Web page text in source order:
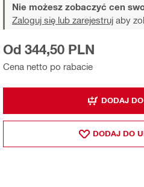
Nie możesz zobaczyć cen
Zaloguj się lub zarejestruj aby
Cena netto po rabacie
Od 344,50 PLN
DODAJ
DODAJ DO